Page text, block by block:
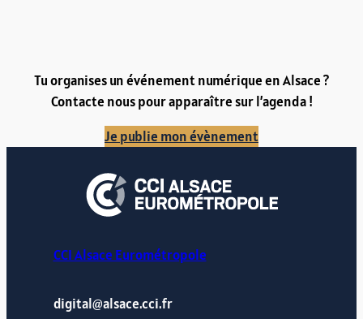
Tu organises un événement numérique en Alsace ?
Contacte nous pour apparaître sur l’agenda !
Je publie mon évènement
CCI Alsace Eurométropole
digital@alsace.cci.fr